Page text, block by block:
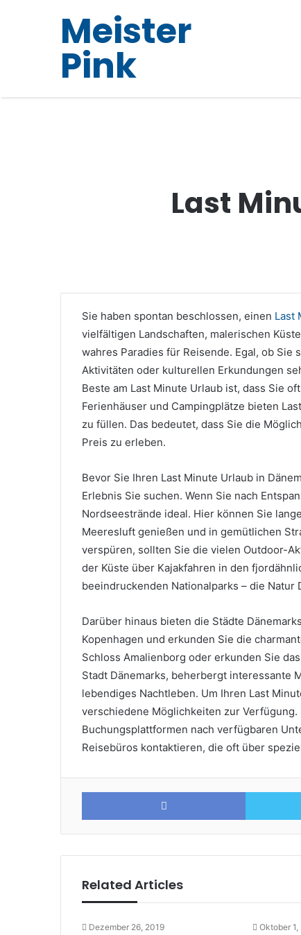
Meister
Pink
Last
Sie haben spontan beschlossen, einen Last
vielfältigen Landschaften, malerischen
wahres Paradies für Reisende. Egal, ob
Aktivitäten oder kulturellen Erkundungen
Beste am Last Minute Urlaub ist, dass Sie
Ferienhäuser und Campingplätze bieten
zu füllen. Das bedeutet, dass Sie die
Preis zu erleben.
Bevor Sie Ihren Last Minute Urlaub in
Erlebnis Sie suchen. Wenn Sie nach
Nordseestrände ideal. Hier können Sie
Meeresluft genießen und in gemütlichen
verspüren, sollten Sie die vielen Outdoor-
der Küste über Kajakfahren in den
beeindruckenden Nationalparks – die Natur
Darüber hinaus bieten die Städte
Kopenhagen und erkunden Sie die
Schloss Amalienborg oder erkunden Sie
Stadt Dänemarks, beherbergt interessante
lebendiges Nachtleben. Um Ihren Last
verschiedene Möglichkeiten zur
Buchungsplattformen nach verfügbaren
Reisebüros kontaktieren, die oft über
Facebook
Related Articles
Dezember 26, 2019 Oktober